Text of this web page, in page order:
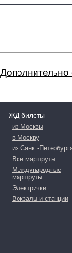
Дополнительно
ЖД билеты
из Москвы
в Москву
из Санкт-
Все маршруты
Международные
маршруты
Электрички
Вокзалы и станции